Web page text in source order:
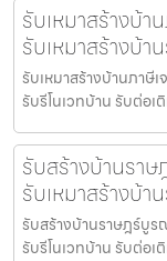
รับเหมาสร้างบ้
รับเหมาสร้างบ้า
รับเหมาสร้างบ้านภาษี
รับรีโนเวทบ้าน รับต่อ
รับสร้างบ้านรา
รับเหมาสร้างบ้า
รับสร้างบ้านราษฎร์บูร
รับรีโนเวทบ้าน รับต่อ